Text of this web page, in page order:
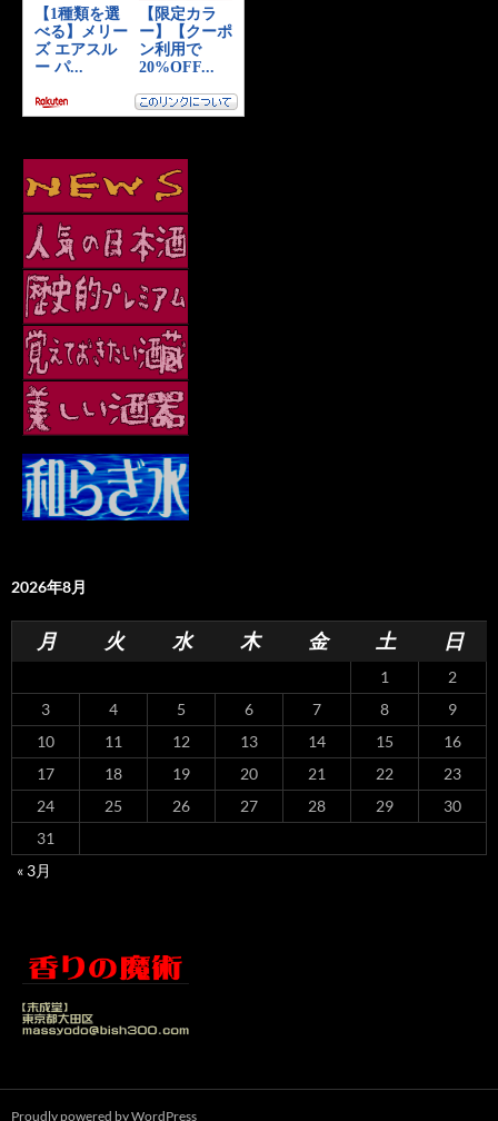
2026年8月
月 火 水 木 金 土 日
1
2
3
4 5 6 7 8
9
10
11 12 13 14 15
16
17
18 19 20 21 22
23
24
25 26 27 28 29
30
31
« 3月
Proudly powered by WordPress